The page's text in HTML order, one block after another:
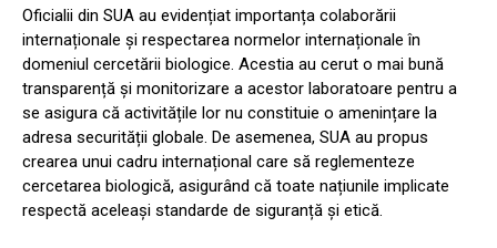
Oficialii din SUA au evidențiat importanța colaborării
internaționale și respectarea normelor internaționale în
domeniul cercetării biologice. Acestia au cerut o mai bună
transparență și monitorizare a acestor laboratoare pentru a
se asigura că activitățile lor nu constituie o amenințare la
adresa securității globale. De asemenea, SUA au propus
crearea unui cadru internațional care să reglementeze
cercetarea biologică, asigurând că toate națiunile implicate
respectă aceleași standarde de siguranță și etică.